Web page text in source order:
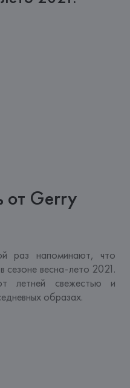
от Gerry
раз напоминают, что
сезоне весна-лето 2021.
летней свежестью и
образах.